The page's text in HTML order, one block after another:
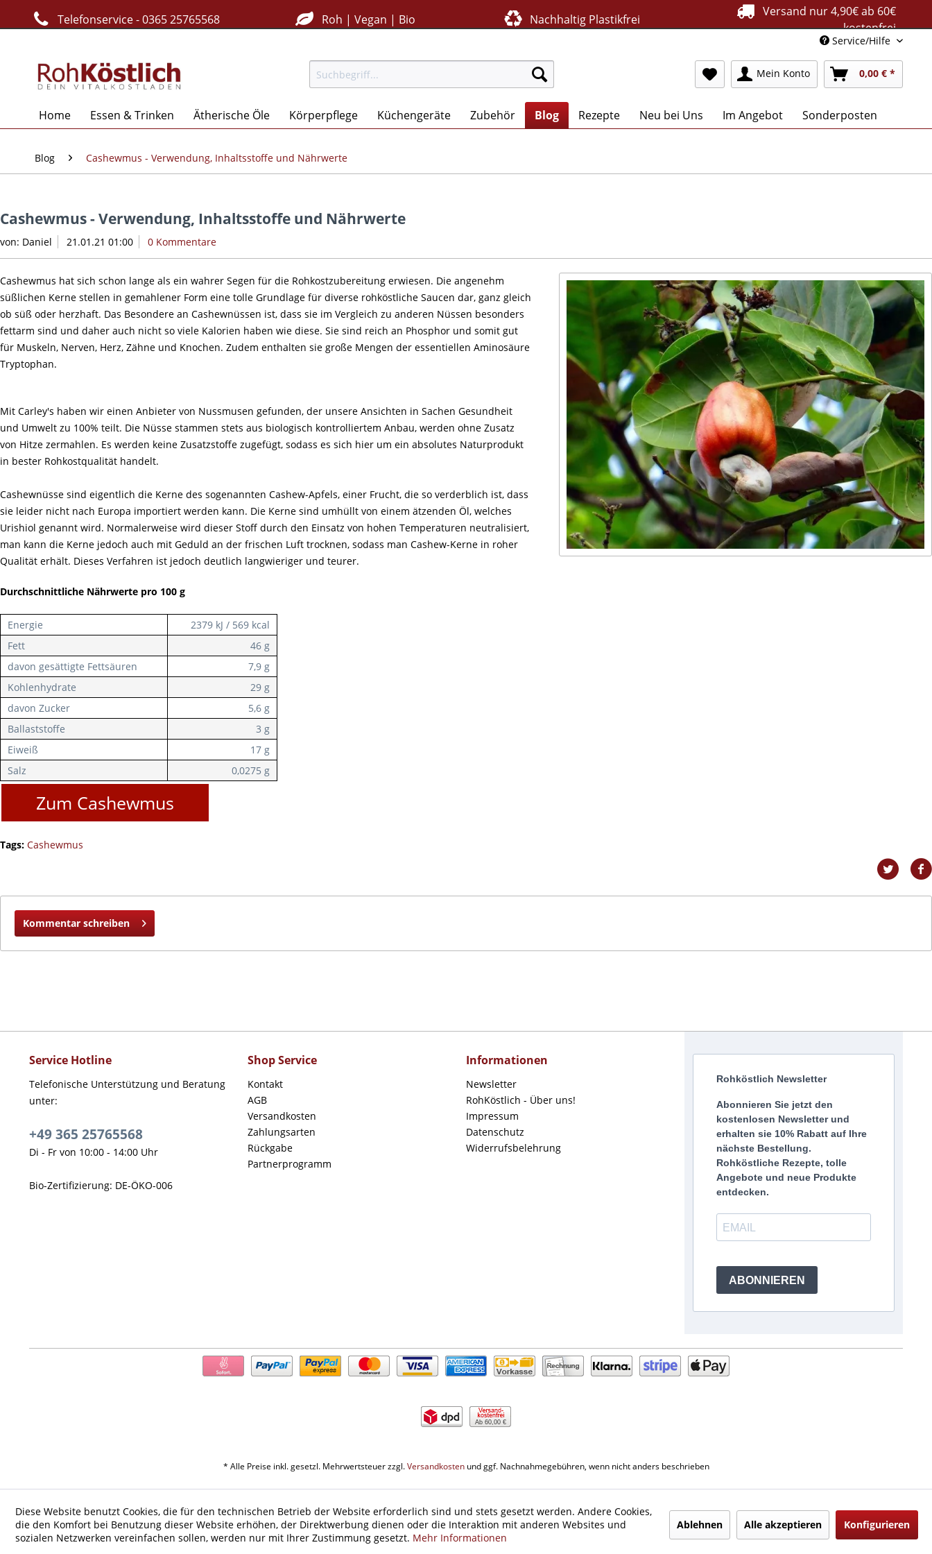
Telefonservice - 0365 25765568 Roh | Vegan | Bio Nachhaltig Plastikfrei
Versand nur 4,90€ ab 60€
kostenfrei
Service/Hilfe
Mein Konto 0,00 € *
Home Essen & Trinken Ätherische Öle Körperpflege Küchengeräte Zubehör Blog Rezepte Neu bei Uns Im Angebot Sonderposten
Blog Cashewmus - Verwendung, Inhaltsstoffe und Nährwerte
Cashewmus - Verwendung, Inhaltsstoffe und Nährwerte
von: Daniel 21.01.21 01:00 0 Kommentare
Cashewmus hat sich schon lange als ein wahrer Segen für die Rohkostzubereitung erwiesen. Die angenehm
süßlichen Kerne stellen in gemahlener Form eine tolle Grundlage für diverse rohköstliche Saucen dar, ganz gleich
ob süß oder herzhaft. Das Besondere an Cashewnüssen ist, dass sie im Vergleich zu anderen Nüssen besonders
fettarm sind und daher auch nicht so viele Kalorien haben wie diese. Sie sind reich an Phosphor und somit gut
für Muskeln, Nerven, Herz, Zähne und Knochen. Zudem enthalten sie große Mengen der essentiellen Aminosäure
Tryptophan.
Mit Carley's haben wir einen Anbieter von Nussmusen gefunden, der unsere Ansichten in Sachen Gesundheit
und Umwelt zu 100% teilt. Die Nüsse stammen stets aus biologisch kontrolliertem Anbau, werden ohne Zusatz
von Hitze zermahlen. Es werden keine Zusatzstoffe zugefügt, sodass es sich hier um ein absolutes Naturprodukt
in bester Rohkostqualität handelt.
Cashewnüsse sind eigentlich die Kerne des sogenannten Cashew-Apfels, einer Frucht, die so verderblich ist, dass
sie leider nicht nach Europa importiert werden kann. Die Kerne sind umhüllt von einem ätzenden Öl, welches
Urishiol genannt wird. Normalerweise wird dieser Stoff durch den Einsatz von hohen Temperaturen neutralisiert,
man kann die Kerne jedoch auch mit Geduld an der frischen Luft trocknen, sodass man Cashew-Kerne in roher
Qualität erhält. Dieses Verfahren ist jedoch deutlich langwieriger und teurer.
Durchschnittliche Nährwerte pro 100 g
Energie
2379 kJ / 569 kcal
Fett
46 g
davon gesättigte Fettsäuren
7,9 g
Kohlenhydrate
29 g
davon Zucker
5,6 g
Ballaststoffe
3 g
Eiweiß
17 g
Salz
0,0275 g
Zum Cashewmus
Tags: Cashewmus
Kommentar schreiben
Service Hotline
Telefonische Unterstützung und Beratung
unter:
+49 365 25765568
Di - Fr von 10:00 - 14:00 Uhr
Bio-Zertifizierung: DE-ÖKO-006
Shop Service
Kontakt
AGB
Versandkosten
Zahlungsarten
Rückgabe
Partnerprogramm
Informationen
Newsletter
RohKöstlich - Über uns!
Impressum
Datenschutz
Widerrufsbelehrung
Rohköstlich Newsletter
Abonnieren Sie jetzt den
kostenlosen Newsletter und
erhalten sie 10% Rabatt auf Ihre
nächste Bestellung.
Rohköstliche Rezepte, tolle
Angebote und neue Produkte
entdecken.
ABONNIEREN
Ab 60,00 €
* Alle Preise inkl. gesetzl. Mehrwertsteuer zzgl.Versandkostenund ggf. Nachnahmegebühren, wenn nicht anders beschrieben
Diese Website benutzt Cookies, die für den technischen Betrieb der Website erforderlich sind und stets gesetzt werden. Andere Cookies,
die den Komfort bei Benutzung dieser Website erhöhen, der Direktwerbung dienen oder die Interaktion mit anderen Websites und
sozialen Netzwerken vereinfachen sollen, werden nur mit Ihrer Zustimmung gesetzt. Mehr Informationen
Ablehnen Alle akzeptieren Konfigurieren